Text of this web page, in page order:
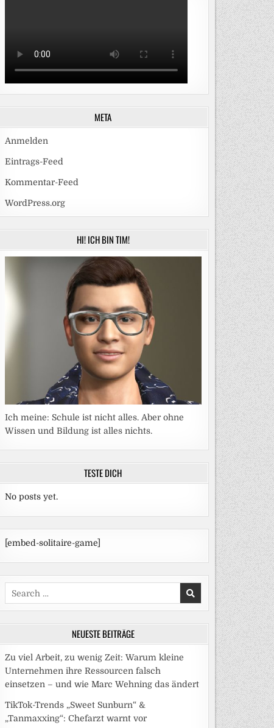
META
Anmelden
Eintrags-Feed
Kommentar-Feed
WordPress.org
HI! ICH BIN TIM!
Ich meine: Schule ist nicht alles. Aber ohne
Wissen und Bildung ist alles nichts.
TESTE DICH
No posts yet.
[embed-solitaire-game]
Search
for:
NEUESTE BEITRÄGE
Zu viel Arbeit, zu wenig Zeit: Warum kleine
Unternehmen ihre Ressourcen falsch
einsetzen – und wie Marc Wehning das ändert
TikTok-Trends „Sweet Sunburn“ &
„Tanmaxxing“: Chefarzt warnt vor